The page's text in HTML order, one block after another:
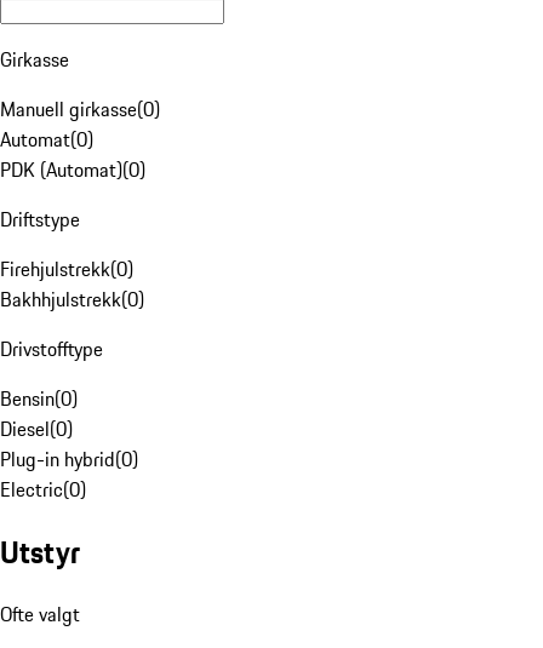
Girkasse
Manuell girkasse(0)
Automat(0)
PDK (Automat)(0)
Driftstype
Firehjulstrekk(0)
Bakhhjulstrekk(0)
Drivstofftype
Bensin(0)
Diesel(0)
Plug-in hybrid(0)
Electric(0)
Utstyr
Ofte valgt